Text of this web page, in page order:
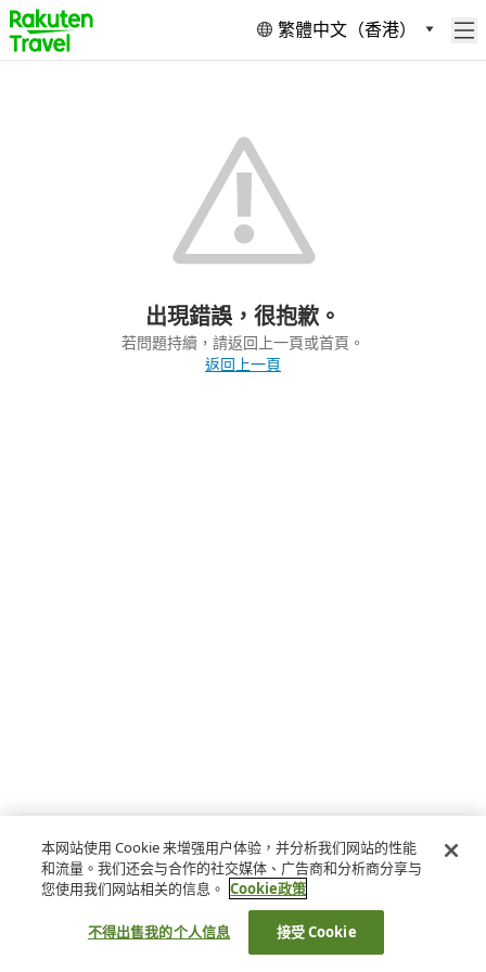
繁體中文（香港）
出現錯誤，很抱歉。
若問題持續，請返回上一頁或首頁。
返回上一頁
本网站使用 Cookie 来增强用户体验，并分析我们网站的性能
和流量。我们还会与合作的社交媒体、广告商和分析商分享与
您使用我们网站相关的信息。 Cookie政策
不得出售我的个人信息 接受 Cookie